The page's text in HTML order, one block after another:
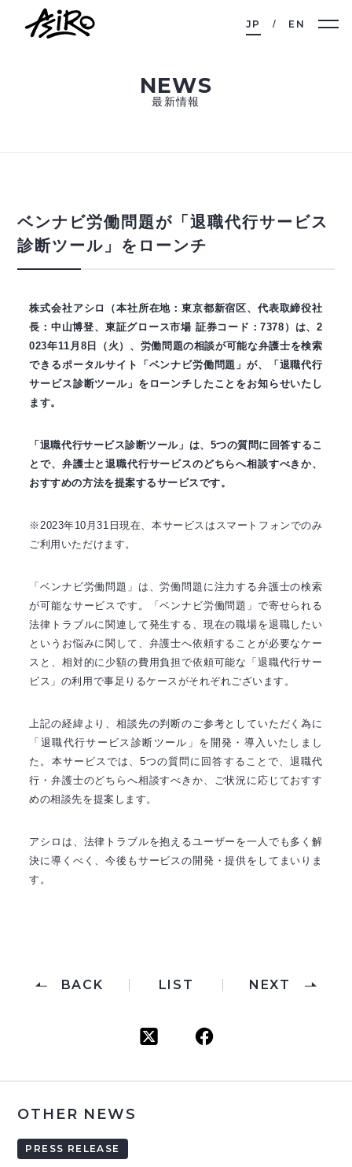
JP EN
NEWS
最新情報
ベンナビ労働問題が「退職代行サービス
診断ツール」をローンチ
株式会社アシロ（本社所在地：東京都新宿区、代表取締役社
長：中山博登、東証グロース市場 証券コード：7378）は、2
023年11月8日（火）、労働問題の相談が可能な弁護士を検索
できるポータルサイト「ベンナビ労働問題」が、「退職代行
サービス診断ツール」をローンチしたことをお知らせいたし
ます。
「退職代行サービス診断ツール」は、5つの質問に回答するこ
とで、弁護士と退職代行サービスのどちらへ相談すべきか、
おすすめの方法を提案するサービスです。
※2023年10月31日現在、本サービスはスマートフォンでのみ
ご利用いただけます。
「ベンナビ労働問題」は、労働問題に注力する弁護士の検索
が可能なサービスです。「ベンナビ労働問題」で寄せられる
法律トラブルに関連して発生する、現在の職場を退職したい
というお悩みに関して、弁護士へ依頼することが必要なケー
スと、相対的に少額の費用負担で依頼可能な「退職代行サー
ビス」の利用で事足りるケースがそれぞれございます。
上記の経緯より、相談先の判断のご参考としていただく為に
「退職代行サービス診断ツール」を開発・導入いたしまし
た。本サービスでは、5つの質問に回答することで、退職代
行・弁護士のどちらへ相談すべきか、ご状況に応じておすす
めの相談先を提案します。
アシロは、法律トラブルを抱えるユーザーを一人でも多く解
決に導くべく、今後もサービスの開発・提供をしてまいりま
す。
BACK LIST NEXT
OTHER NEWS
PRESS RELEASE